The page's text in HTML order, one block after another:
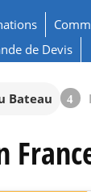
de Devis
Bateau 4